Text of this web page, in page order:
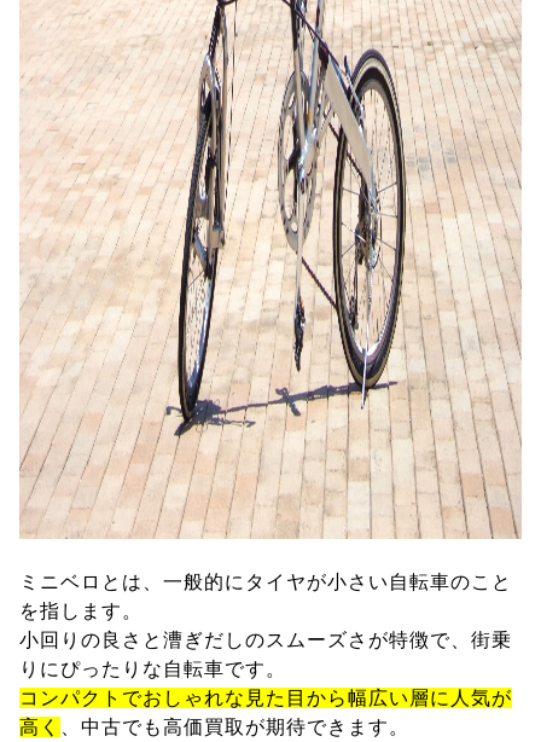
ミニベロとは、一般的にタイヤが小さい自転車のこと
を指します。
小回りの良さと漕ぎだしのスムーズさが特徴で、街乗
りにぴったりな自転車です。
コンパクトでおしゃれな見た目から幅広い層に人気が
高く
、中古でも高価買取が期待できます。